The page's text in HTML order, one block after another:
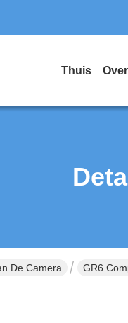
Thuis
De Camera GR6